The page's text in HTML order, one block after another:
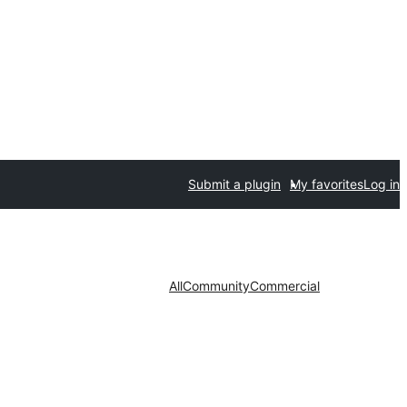
Submit a plugin My favoritesLog in
AllCommunityCommercial